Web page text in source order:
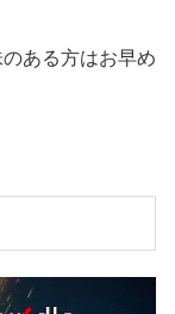
ある方はお早め